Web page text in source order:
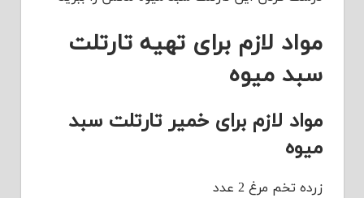
مواد لازم برای تهیه تارتلت
سبد میوه
مواد لازم برای خمیر تارتلت سبد
میوه
زرده تخم مرغ 2 عدد